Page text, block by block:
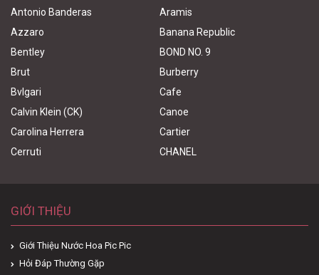
Antonio Banderas
Aramis
Azzaro
Banana Republic
Bentley
BOND NO. 9
Brut
Burberry
Bvlgari
Cafe
Calvin Klein (CK)
Canoe
Carolina Herrera
Cartier
Cerruti
CHANEL
GIỚI THIỆU
Giới Thiệu Nước Hoa Pic Pic
Hỏi Đáp Thường Gặp